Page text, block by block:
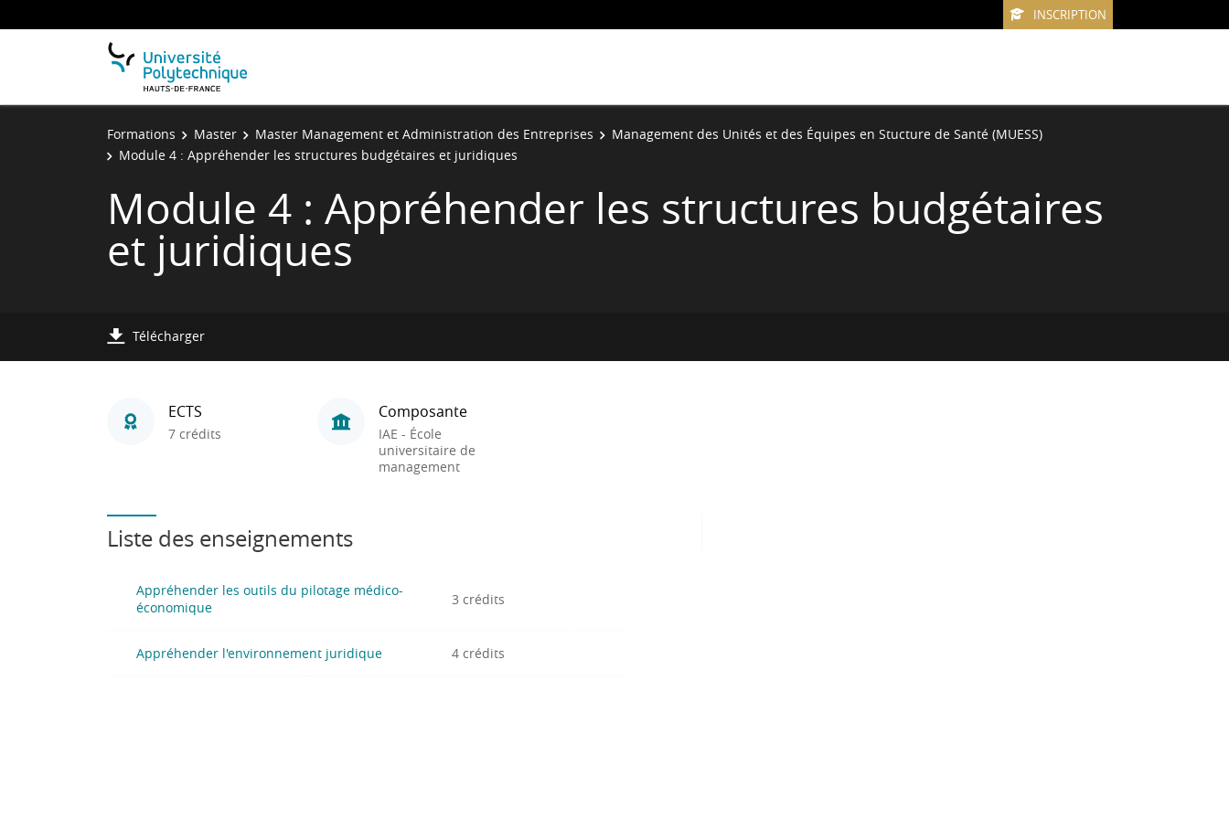
INSCRIPTION
Formations Master Master Management et Administration des Entreprises
Management des Unités et des Équipes en Stucture de Santé (MUESS)
Module 4 : Appréhender les structures budgétaires et juridiques
Module 4 : Appréhender les structures budgétaires
et juridiques
Télécharger
ECTS
7 crédits
Composante
IAE - École
universitaire de
management
Liste des enseignements
Appréhender les outils du pilotage médico-
économique
3 crédits
Appréhender l'environnement juridique 4 crédits